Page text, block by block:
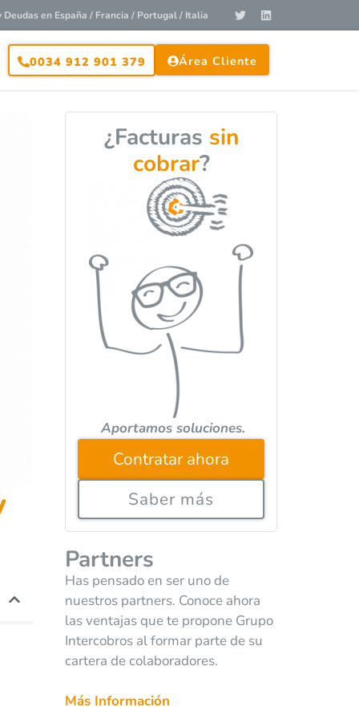
en España / Francia / Portugal / Italia
0034 912 901 379 Área Cliente
¿Facturas sin
cobrar?
Aportamos soluciones.
Contratar ahora
Saber más
Partners
Has pensado en ser uno de
nuestros partners. Conoce ahora
las ventajas que te propone Grupo
Intercobros al formar parte de su
cartera de colaboradores.
Más Información